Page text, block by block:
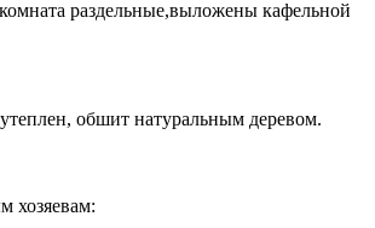
комната раздельные,выложены кафельной
утеплен, обшит натуральным деревом.
хозяевам: